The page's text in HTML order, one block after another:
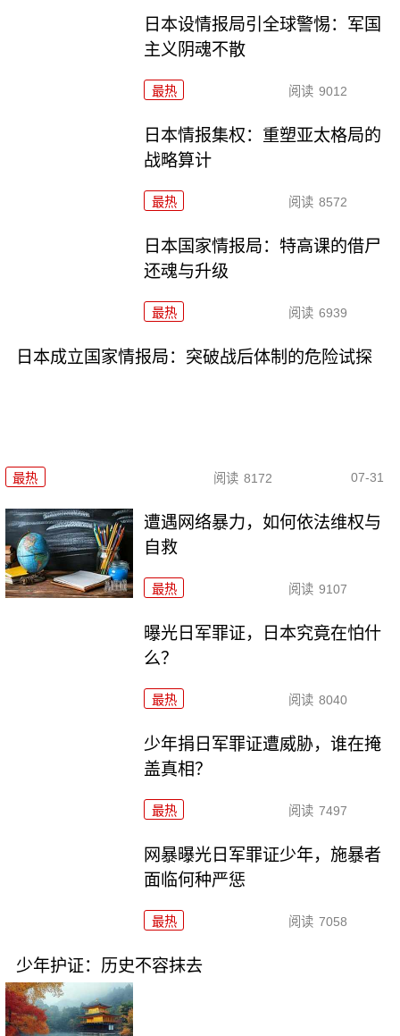
日本设情报局引全球警惕：军国
主义阴魂不散
最热 阅读 9012
日本情报集权：重塑亚太格局的
战略算计
最热 阅读 8572
日本国家情报局：特高课的借尸
还魂与升级
最热 阅读 6939
日本成立国家情报局：突破战后体制的危险试探
最热 阅读 8172 07-31
遭遇网络暴力，如何依法维权与
自救
最热 阅读 9107
曝光日军罪证，日本究竟在怕什
么？
最热 阅读 8040
少年捐日军罪证遭威胁，谁在掩
盖真相？
最热 阅读 7497
网暴曝光日军罪证少年，施暴者
面临何种严惩
最热 阅读 7058
少年护证：历史不容抹去